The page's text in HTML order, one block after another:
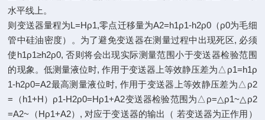
水平线上。
则变送器量程为L=Hρ1,零点迁移量为A2=h1ρ1-h2ρ0（ρ0为毛细
管中硅油密度）。为了避免变送器在测量过程中出现死区, 必须
使h1ρ1≥h2ρ0, 否则将会出现实际测量范围小于变送器检验范围
的现象。低测量液位时, 作用于变送器上等效静压差为△ρ1=h1ρ
1-h2ρ0=A2最高测量液位时, 作用于变送器上等效静压差为△ρ2
=（h1+H）ρ1-H2ρ0=Hρ1+A2变送器检验范围为△ρ=△ρ1~△ρ2
=A2~（Hρ1+A2）, 对应于变送器的输出（ 若变送器为正作用）